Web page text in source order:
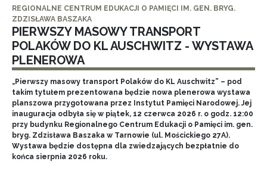
REGIONALNE CENTRUM EDUKACJI O PAMIĘCI IM. GEN. BRYG.
ZDZISŁAWA BASZAKA
PIERWSZY MASOWY TRANSPORT
POLAKÓW DO KL AUSCHWITZ - WYSTAWA
PLENEROWA
„Pierwszy masowy transport Polaków do KL Auschwitz” – pod
takim tytułem prezentowana będzie nowa plenerowa wystawa
planszowa przygotowana przez Instytut Pamięci Narodowej. Jej
inauguracja odbyła się w piątek, 12 czerwca 2026 r. o godz. 12:00
przy budynku Regionalnego Centrum Edukacji o Pamięci im. gen.
bryg. Zdzisława Baszaka w Tarnowie (ul. Mościckiego 27A).
Wystawa będzie dostępna dla zwiedzających bezpłatnie do
końca sierpnia 2026 roku.